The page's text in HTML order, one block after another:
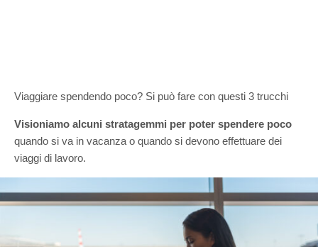
Viaggiare spendendo poco? Si può fare con questi 3 trucchi
Visioniamo alcuni stratagemmi per poter spendere poco
quando si va in vacanza o quando si devono effettuare dei
viaggi di lavoro.